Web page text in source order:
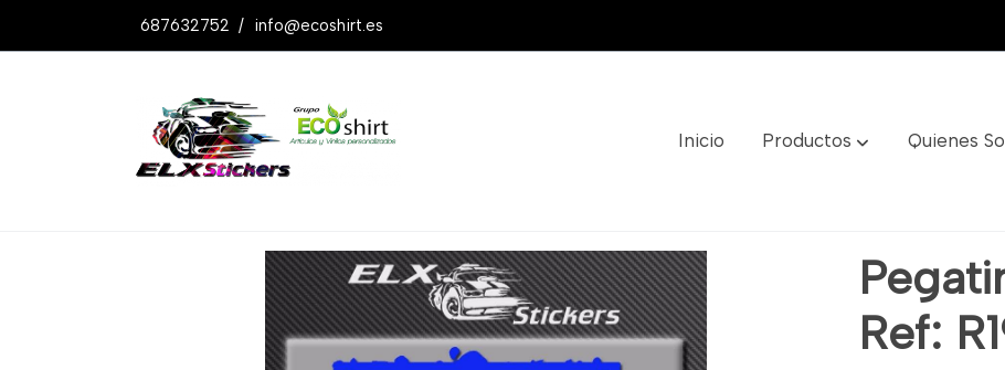
687632752 / info@ecoshirt.es
Inicio Productos Quienes
Productos Pegatinas Hoonigan2 Ref: R199
Ref: